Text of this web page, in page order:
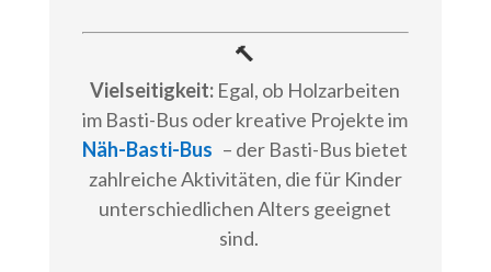
🔨
Vielseitigkeit: Egal, ob Holzarbeiten
im Basti-Bus oder kreative Projekte im
Näh-Basti-Bus – der Basti-Bus bietet
zahlreiche Aktivitäten, die für Kinder
unterschiedlichen Alters geeignet
sind.